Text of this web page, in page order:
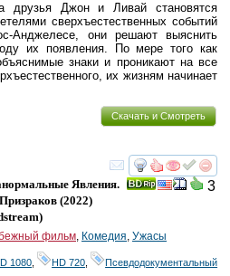
друзья Джон и Ливай становятся
сверхъестественных событий
Анджелесе, они решают выяснить
их появления. По мере того как
знаки и проникают на все
их жизням начинает
Скачать и Смотреть
смотреть
3
Явления.
(2022)
)
фильм, Комедия, Ужасы
1080 HD 720 Псевдодокументальный